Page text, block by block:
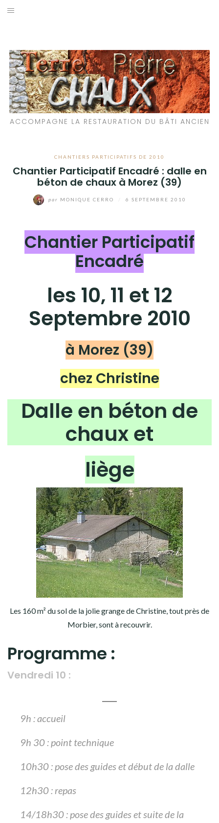
Aller
ACCOMPAGNE LA RESTAURATION DU BÂTI ANCIEN
CHANTIERS PARTICIPATIFS DE 2010
Chantier Participatif Encadré : dalle en
béton de chaux à Morez (39)
par MONIQUE CERRO 6 SEPTEMBRE 2010
Chantier Participatif
Encadré
les 10, 11 et 12
Septembre 2010
à Morez (39)
chez Christine
Dalle en béton de
chaux et
liège
Les 160 m² du sol de la jolie grange de Christine, tout près de
Morbier, sont à recouvrir.
Programme :
Vendredi 10 :
9h : accueil
9h 30 : point technique
10h30 : pose des guides et début de la dalle
12h30 : repas
14/18h30 : pose des guides et suite de la
PARTICIPATIFS
CHANTIERS RÉALISÉS
QUE PROPOSONS-NOUS ?